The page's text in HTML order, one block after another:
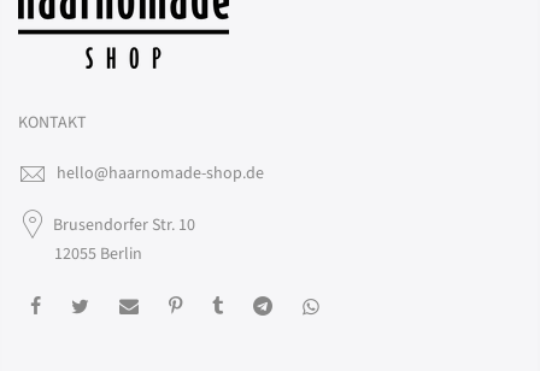
KONTAKT
hello@haarnomade-shop.de
Brusendorfer Str. 10
12055 Berlin